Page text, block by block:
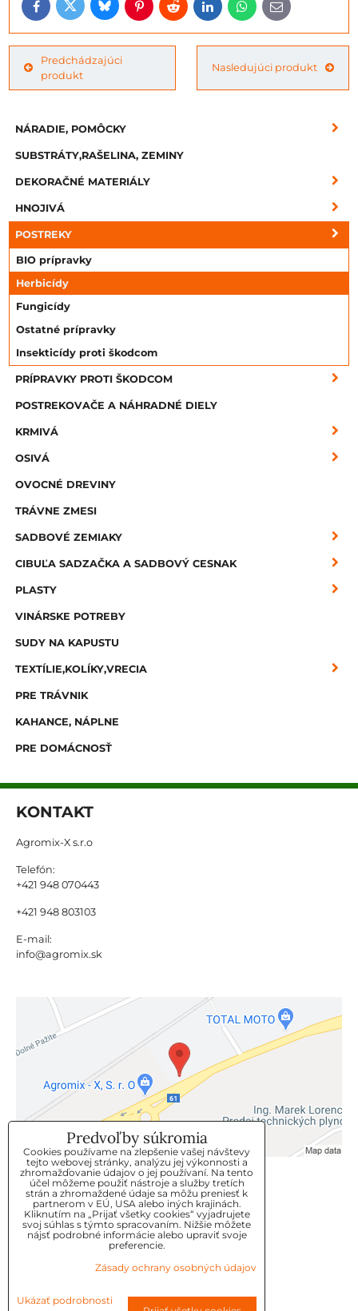
FacebookTwitterBlueskyPinterestRedditLinkedInWhatsApp
E-
mail
Predchádzajúci
produkt
Nasledujúci produkt
NÁRADIE, POMÔCKY
SUBSTRÁTY,RAŠELINA, ZEMINY
DEKORAČNÉ MATERIÁLY
HNOJIVÁ
POSTREKY
BIO prípravky
Herbicídy
Fungicídy
Ostatné prípravky
Insekticídy proti škodcom
PRÍPRAVKY PROTI ŠKODCOM
POSTREKOVAČE A NÁHRADNÉ DIELY
KRMIVÁ
OSIVÁ
OVOCNÉ DREVINY
TRÁVNE ZMESI
SADBOVÉ ZEMIAKY
CIBUĽA SADZAČKA A SADBOVÝ CESNAK
PLASTY
VINÁRSKE POTREBY
SUDY NA KAPUSTU
TEXTÍLIE,KOLÍKY,VRECIA
PRE TRÁVNIK
KAHANCE, NÁPLNE
PRE DOMÁCNOSŤ
KONTAKT
Agromix-X s.r.o
Telefón:
+421 948 070443
+421 948 803103
E-mail:
info@agromix.sk
KLIENTSKÝ SERVIS
GDPR
KONTAKT
OBJEDNÁVKY
Predvoľby súkromia
Cookies používame na zlepšenie vašej návštevy
tejto webovej stránky, analýzu jej výkonnosti a
zhromažďovanie údajov o jej používaní. Na tento
účel môžeme použiť nástroje a služby tretích
strán a zhromaždené údaje sa môžu preniesť k
partnerom v EÚ, USA alebo iných krajinách.
Kliknutím na „Prijať všetky cookies“ vyjadrujete
svoj súhlas s týmto spracovaním. Nižšie môžete
nájsť podrobné informácie alebo upraviť svoje
preferencie.
Zásady ochrany osobných údajov
Ukázať podrobnosti